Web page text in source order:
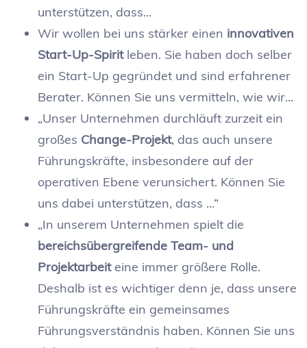
unterstützen, dass...
Wir wollen bei uns stärker einen innovativen
Start-Up-Spiritleben. Sie haben doch selber
ein Start-Up gegründet und sind erfahrener
Berater. Können Sie uns vermitteln, wie wir...
„Unser Unternehmen durchläuft zurzeit ein
großes Change-Projekt, das auch unsere
Führungskräfte, insbesondere auf der
operativen Ebene verunsichert. Können Sie
uns dabei unterstützen, dass ...“
„In unserem Unternehmen spielt die
bereichsübergreifende Team- und
Projektarbeit eine immer größere Rolle.
Deshalb ist es wichtiger denn je, dass unsere
Führungskräfte ein gemeinsames
Führungsverständnis haben. Können Sie uns